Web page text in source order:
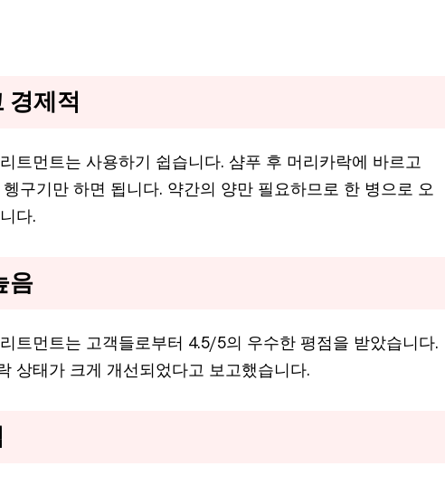
경제적
트먼트는 사용하기 쉽습니다. 샴푸 후 머리카락에 바르고
구기만 하면 됩니다. 약간의 양만 필요하므로 한 병으로 오
다.
음
트먼트는 고객들로부터 4.5/5의 우수한 평점을 받았습니다.
상태가 크게 개선되었다고 보고했습니다.